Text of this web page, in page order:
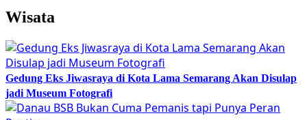
Wisata
Gedung Eks Jiwasraya di Kota Lama Semarang Akan Disulap
jadi Museum Fotografi